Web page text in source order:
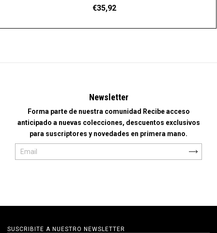
€35,92
Newsletter
Forma parte de nuestra comunidad Recibe acceso
anticipado a nuevas colecciones, descuentos exclusivos
para suscriptores y novedades en primera mano.
SUSCRIBITE A NUESTRO NEWSLETTER